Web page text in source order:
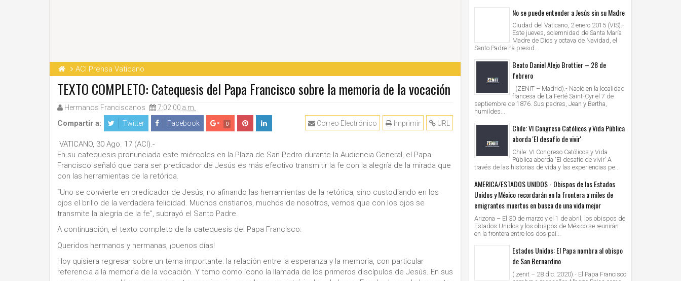
ACI Prensa Vaticano
TEXTO COMPLETO: Catequesis del Papa Francisco sobre la memoria de la vocación
Hermanos Franciscanos 7:02:00 a.m.
Compartir a: Twitter Facebook 0 URL
Imprimir
Correo Electrónico
VATICANO, 30 Ago. 17 (ACI).-
En su catequesis pronunciada este miércoles en la Plaza de San Pedro durante la Audiencia General, el Papa
Francisco señaló que para ser predicador de Jesús es más efectivo transmitir la fe con la alegría de la mirada que
con las herramientas de la retórica.
“Uno se convierte en predicador de Jesús, no afinando las herramientas de la retórica, sino custodiando en los
ojos el brillo de la verdadera felicidad. Muchos cristianos, muchos de nosotros, vemos que con los ojos se
transmite la alegría de la fe”, subrayó el Santo Padre.
A continuación, el texto completo de la catequesis del Papa Francisco:
Queridos hermanos y hermanas, ¡buenos días!
Hoy quisiera regresar sobre un tema importante: la relación entre la esperanza y la memoria, con particular
referencia a la memoria de la vocación. Y tomo como ícono la llamada de los primeros discípulos de Jesús. En sus
No se puede entender a Jesús sin su Madre
Ciudad del Vaticano, 2 enero 2015 (VIS).-
Este jueves, solemnidad de Santa María
Madre de Dios y octava de Navidad, el
Santo Padre ha presid...
Beato Daniel Alejo Brottier – 28 de
febrero
(ZENIT – Madrid).- Nació en la localidad
francesa de La Ferté Saint-Cyr el 7 de
septiembre de 1876. Sus padres, Jean y Bertha,
humildes...
Chile: VI Congreso Católicos y Vida Pública
aborda 'El desafío de vivir'
Chile: VI Congreso Católicos y Vida
Pública aborda 'El desafío de vivir' A
través de las historias de vida y las experiencias pe...
AMERICA/ESTADOS UNIDOS - Obispos de los Estados
Unidos y México recordarán en la frontera a miles de
emigrantes muertos en busca de una vida mejor
Arizona – El 30 de marzo y el 1 de abril, los obispos de
Estados Unidos y los obispos de México se reunirán
en la frontera entre los dos paí...
Estados Unidos: El Papa nombra al obispo
de San Bernardino
( zenit – 28 dic. 2020).- El Papa Francisco